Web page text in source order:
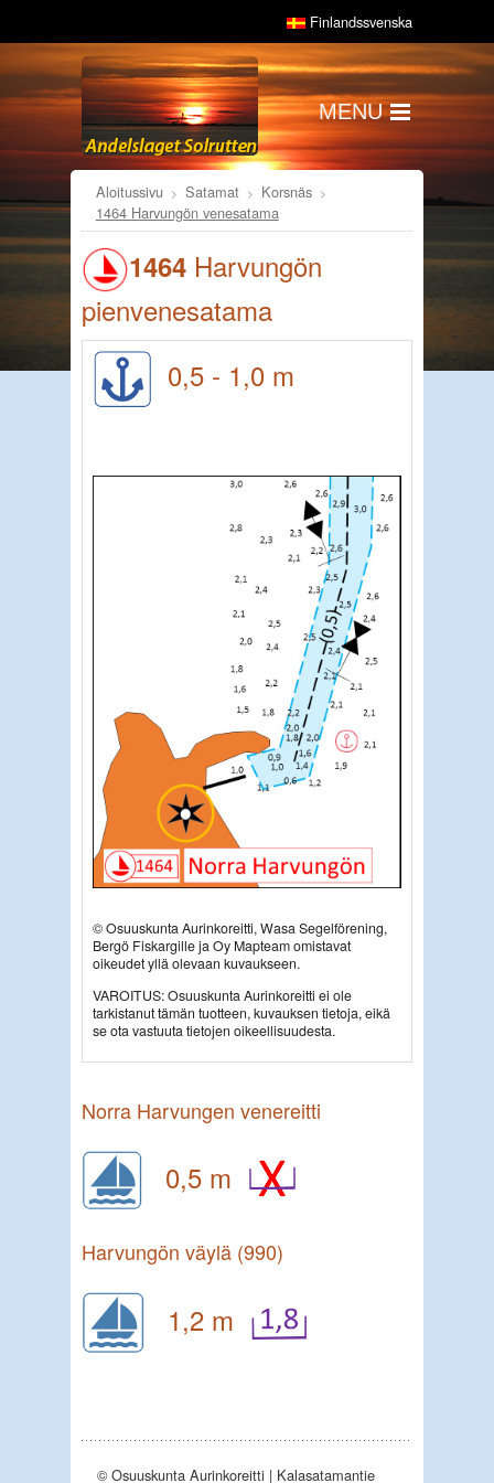
Finlandssvenska
MENU
Aloitussivu Satamat
Korsnäs
1464 Harvungön venesatama
1464 Harvungön
pienvenesatama
0,5 - 1,0 m
© Osuuskunta Aurinkoreitti, Wasa Segelförening,
Bergö Fiskargille ja Oy Mapteam omistavat
oikeudet yllä olevaan kuvaukseen.
VAROITUS: Osuuskunta Aurinkoreitti ei ole
tarkistanut tämän tuotteen, kuvauksen tietoja, eikä
se ota vastuuta tietojen oikeellisuudesta.
Norra Harvungen venereitti
0,5 m
Harvungön väylä (990)
1,2 m
© Osuuskunta Aurinkoreitti | Kalasatamantie